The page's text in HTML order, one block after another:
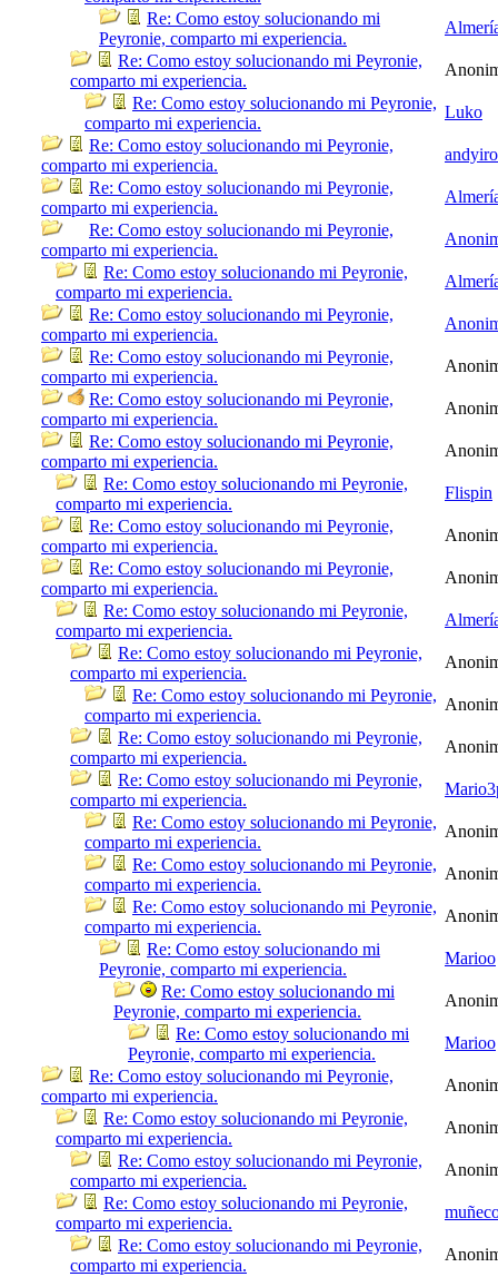
Re: Como estoy solucionando mi
Peyronie, comparto mi experiencia.
Re: Como estoy solucionando mi Peyronie,
comparto mi experiencia.
Re: Como estoy solucionando mi Peyronie,
comparto mi experiencia.
Luko
Re: Como estoy solucionando mi Peyronie,
comparto mi experiencia.
Re: Como estoy solucionando mi Peyronie,
comparto mi experiencia.
Re: Como estoy solucionando mi Peyronie,
comparto mi experiencia.
Re: Como estoy solucionando mi Peyronie,
comparto mi experiencia.
Re: Como estoy solucionando mi Peyronie,
comparto mi experiencia.
Re: Como estoy solucionando mi Peyronie,
comparto mi experiencia.
Re: Como estoy solucionando mi Peyronie,
comparto mi experiencia.
Re: Como estoy solucionando mi Peyronie,
comparto mi experiencia.
Re: Como estoy solucionando mi Peyronie,
comparto mi experiencia.
Flispin
Re: Como estoy solucionando mi Peyronie,
comparto mi experiencia.
Re: Como estoy solucionando mi Peyronie,
comparto mi experiencia.
Re: Como estoy solucionando mi Peyronie,
comparto mi experiencia.
Re: Como estoy solucionando mi Peyronie,
comparto mi experiencia.
Re: Como estoy solucionando mi Peyronie,
comparto mi experiencia.
Re: Como estoy solucionando mi Peyronie,
comparto mi experiencia.
Re: Como estoy solucionando mi Peyronie,
comparto mi experiencia.
Re: Como estoy solucionando mi Peyronie,
comparto mi experiencia.
Re: Como estoy solucionando mi Peyronie,
comparto mi experiencia.
Re: Como estoy solucionando mi Peyronie,
comparto mi experiencia.
Re: Como estoy solucionando mi
Peyronie, comparto mi experiencia.
Marioo
Re: Como estoy solucionando mi
Peyronie, comparto mi experiencia.
Re: Como estoy solucionando mi
Peyronie, comparto mi experiencia.
Marioo
Re: Como estoy solucionando mi Peyronie,
comparto mi experiencia.
Re: Como estoy solucionando mi Peyronie,
comparto mi experiencia.
Re: Como estoy solucionando mi Peyronie,
comparto mi experiencia.
Re: Como estoy solucionando mi Peyronie,
comparto mi experiencia.
Re: Como estoy solucionando mi Peyronie,
comparto mi experiencia.